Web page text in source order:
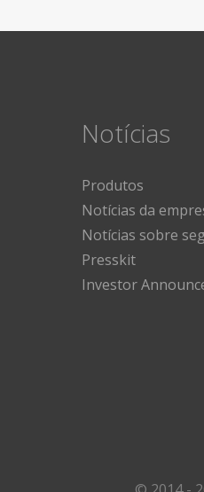
Notícias
Produtos
Notícias da
Notícias sobre
Presskit
Investor